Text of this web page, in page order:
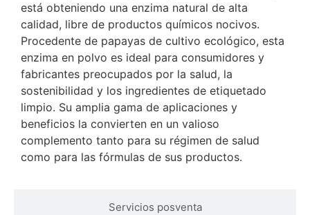
Servicios posventa
está obteniendo una enzima natural de alta
calidad, libre de productos químicos nocivos.
Procedente de papayas de cultivo ecológico, esta
enzima en polvo es ideal para consumidores y
fabricantes preocupados por la salud, la
sostenibilidad y los ingredientes de etiquetado
limpio. Su amplia gama de aplicaciones y
beneficios la convierten en un valioso
complemento tanto para su régimen de salud
como para las fórmulas de sus productos.